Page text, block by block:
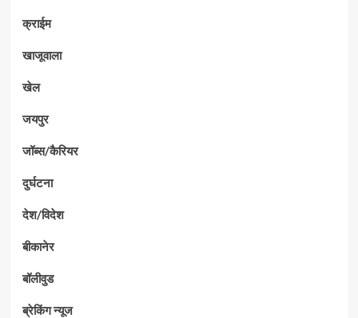
क्राईम
खाजूवाला
खेल
जयपुर
जॉब्स/कैरियर
दुर्घटना
देश/विदेश
बीकानेर
बॉलीवुड
ब्रेकिंग न्यूज